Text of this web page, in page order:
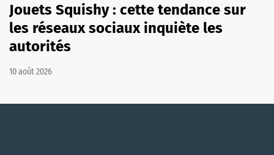
Jouets Squishy : cette tendance sur
les réseaux sociaux inquiète les
autorités
10 août 2026